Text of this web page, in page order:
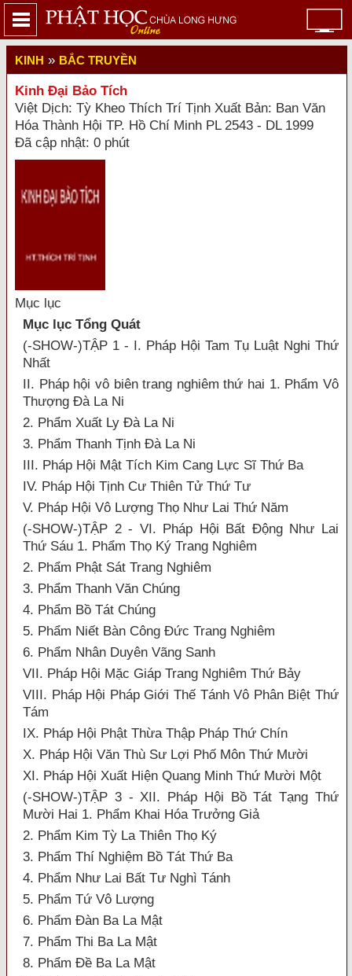
KINH » BẮC TRUYỀN
Kinh Đại Bảo Tích
Việt Dịch: Tỳ Kheo Thích Trí Tịnh Xuất Bản: Ban Văn
Hóa Thành Hội TP. Hồ Chí Minh PL 2543 - DL 1999
Đã cập nhật: 0 phút
Mục lục
Mục lục Tổng Quát
(-SHOW-)TẬP 1 - I. Pháp Hội Tam Tụ Luật Nghi Thứ
Nhất
II. Pháp hội vô biên trang nghiêm thứ hai 1. Phẩm Vô
Thượng Đà La Ni
2. Phẩm Xuất Ly Đà La Ni
3. Phẩm Thanh Tịnh Đà La Ni
III. Pháp Hội Mật Tích Kim Cang Lực Sĩ Thứ Ba
IV. Pháp Hội Tịnh Cư Thiên Tử Thứ Tư
V. Pháp Hội Vô Lượng Thọ Như Lai Thứ Năm
(-SHOW-)TẬP 2 - VI. Pháp Hội Bất Động Như Lai
Thứ Sáu 1. Phẩm Thọ Ký Trang Nghiêm
2. Phẩm Phật Sát Trang Nghiêm
3. Phẩm Thanh Văn Chúng
4. Phẩm Bồ Tát Chúng
5. Phẩm Niết Bàn Công Đức Trang Nghiêm
6. Phẩm Nhân Duyên Vãng Sanh
VII. Pháp Hội Mặc Giáp Trang Nghiêm Thứ Bảy
VIII. Pháp Hội Pháp Giới Thế Tánh Vô Phân Biệt Thứ
Tám
IX. Pháp Hội Phật Thừa Thập Pháp Thứ Chín
X. Pháp Hội Văn Thù Sư Lợi Phố Môn Thứ Mười
XI. Pháp Hội Xuất Hiện Quang Minh Thứ Mười Một
(-SHOW-)TẬP 3 - XII. Pháp Hội Bồ Tát Tạng Thứ
Mười Hai 1. Phẩm Khai Hóa Trưởng Giả
2. Phẩm Kim Tỳ La Thiên Thọ Ký
3. Phẩm Thí Nghiệm Bồ Tát Thứ Ba
4. Phẩm Như Lai Bất Tư Nghì Tánh
5. Phẩm Tứ Vô Lượng
6. Phẩm Đàn Ba La Mật
7. Phẩm Thi Ba La Mật
8. Phẩm Đề Ba La Mật